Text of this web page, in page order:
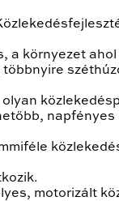
a környezet
napfényes
motorizált